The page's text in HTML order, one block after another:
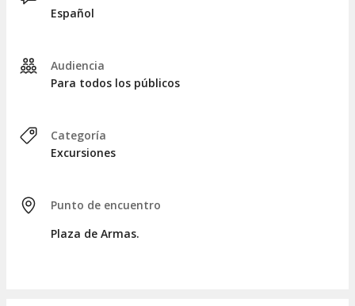
Español
Audiencia
Para todos los públicos
Categoría
Excursiones
Punto de encuentro
Plaza de Armas.